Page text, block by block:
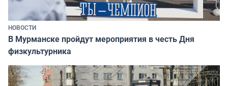
НОВОСТИ
В Мурманске пройдут мероприятия в честь Дня
физкультурника